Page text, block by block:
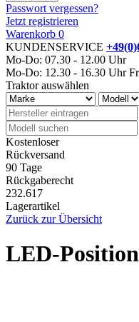
Passwort vergessen?
Jetzt registrieren
Warenkorb 0
KUNDENSERVICE
Mo-Do: 07.30 - 12.00 Uhr
Mo-Do: 12.30 - 16.30 Uhr
Traktor auswählen
Kostenloser
Rückversand
90 Tage
Rückgaberecht
232.617
Lagerartikel
Zurück zur Übersicht
LED-